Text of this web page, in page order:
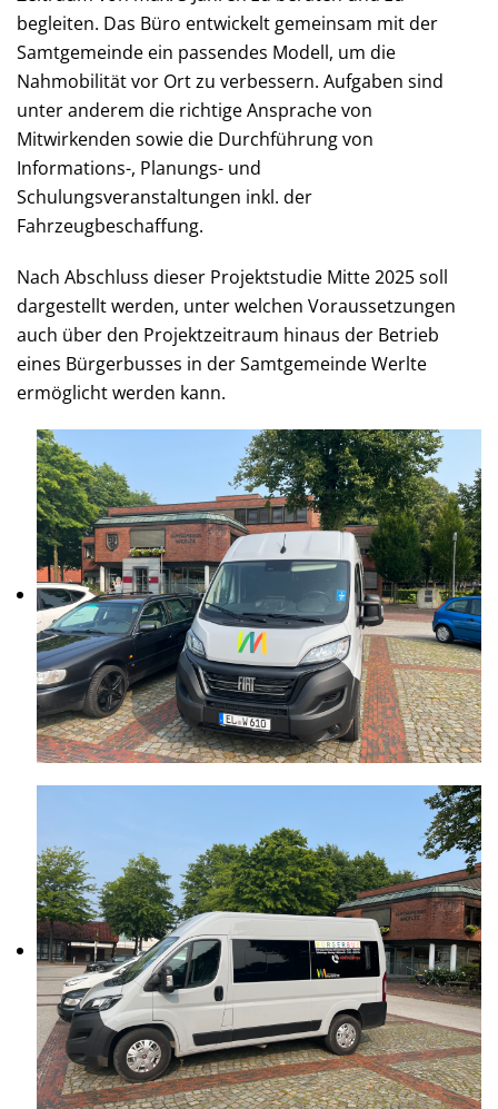
begleiten. Das Büro entwickelt gemeinsam mit der
Samtgemeinde ein passendes Modell, um die
Nahmobilität vor Ort zu verbessern. Aufgaben sind
unter anderem die richtige Ansprache von
Mitwirkenden sowie die Durchführung von
Informations-, Planungs- und
Schulungsveranstaltungen inkl. der
Fahrzeugbeschaffung.
Nach Abschluss dieser Projektstudie Mitte 2025 soll
dargestellt werden, unter welchen Voraussetzungen
auch über den Projektzeitraum hinaus der Betrieb
eines Bürgerbusses in der Samtgemeinde Werlte
ermöglicht werden kann.